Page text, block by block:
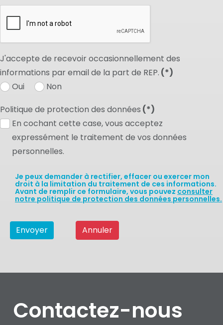
J'accepte de recevoir occasionnellement des
informations par email de la part de REP. (*)
Oui
Non
Politique de protection des données (*)
En cochant cette case, vous acceptez
expressément le traitement de vos données
personnelles.
Je peux demander à rectifier, effacer ou exercer mon
droit à la limitation du traitement de ces informations.
Avant de remplir ce formulaire, vous pouvez consulter
notre politique de protection des données personnelles.
Envoyer Annuler
Contactez-nous